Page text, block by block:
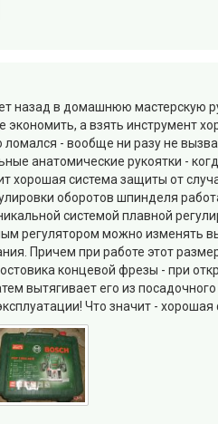
назад в домашнюю мастерскую
экономить, а взять инструмент
ломался - вообще ни разу не
анатомические рукоятки -
хорошая система защиты от
оборотов шпинделя
системой плавной
регулятором можно изменять
Причем при работе этот
концевой фрезы - при
вытягивает его из
Что значит -